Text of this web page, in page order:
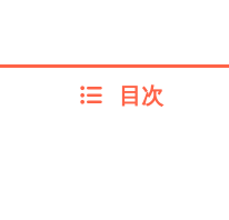
目次